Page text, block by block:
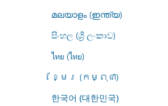
മലയാളം (ഇന്ത്യ)
සිංහල (ශ්‍රී ලංකාව)
ไทย (ไทย)
ខ្មែរ (កម្ពុជា)
한국어 (대한민국)